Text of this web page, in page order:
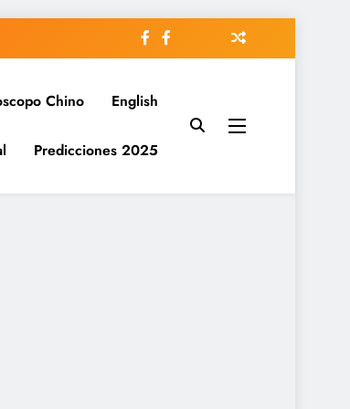
Chino English
Predicciones 2025